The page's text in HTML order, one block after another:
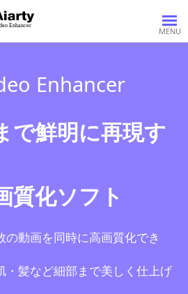
Enhancer
で鮮明に再現す
質化ソフト
動画を同時に高画質化でき
・髪など細部まで美しく仕上げ